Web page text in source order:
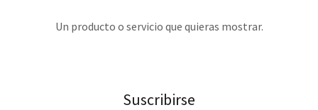
Un producto o servicio que quieras mostrar.
Suscribirse